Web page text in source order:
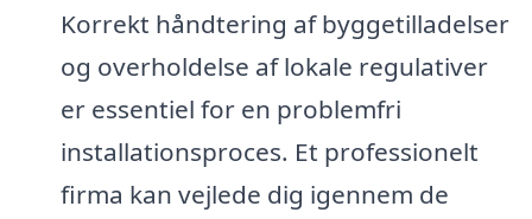
Korrekt håndtering af byggetilladelser
og overholdelse af lokale regulativer
er essentiel for en problemfri
installationsproces. Et professionelt
firma kan vejlede dig igennem de